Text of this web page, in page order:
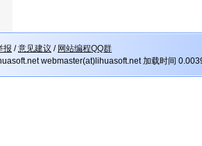
报 /意见建议 / 网站编程QQ群
webmaster(at)lihuasoft.net 加载时间